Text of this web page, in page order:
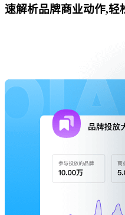
速解析品牌商业动作,轻